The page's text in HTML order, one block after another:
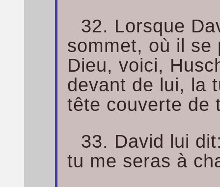
32. Lorsque
sommet, où il se
Dieu, voici,
devant de lui, la
tête couverte de
33. David lui
tu me seras à